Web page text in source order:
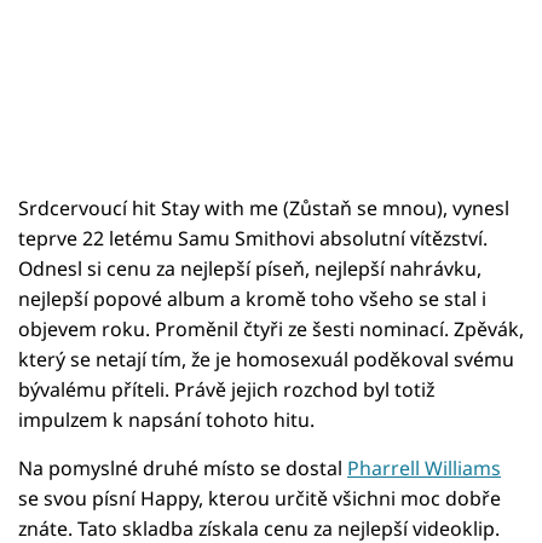
Srdcervoucí hit Stay with me (Zůstaň se mnou), vynesl
teprve 22 letému Samu Smithovi absolutní vítězství.
Odnesl si cenu za nejlepší píseň, nejlepší nahrávku,
nejlepší popové album a kromě toho všeho se stal i
objevem roku. Proměnil čtyři ze šesti nominací. Zpěvák,
který se netají tím, že je homosexuál poděkoval svému
bývalému příteli. Právě jejich rozchod byl totiž
impulzem k napsání tohoto hitu.
Na pomyslné druhé místo se dostal Pharrell Williams
se svou písní Happy, kterou určitě všichni moc dobře
znáte. Tato skladba získala cenu za nejlepší videoklip.